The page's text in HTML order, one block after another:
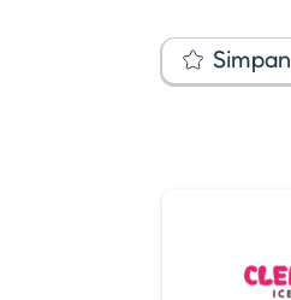
Simpan